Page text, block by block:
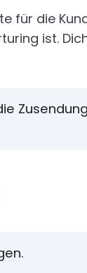
für die
ist.